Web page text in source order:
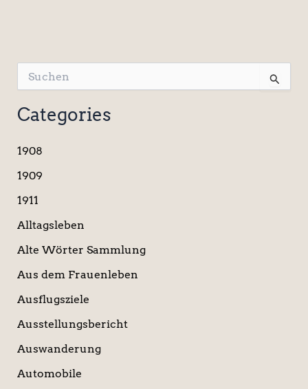
u
c
h
n
a
h
Categories
1908
1909
1911
Alltagsleben
Alte Wörter Sammlung
Aus dem Frauenleben
Ausflugsziele
Ausstellungsbericht
Auswanderung
Automobile